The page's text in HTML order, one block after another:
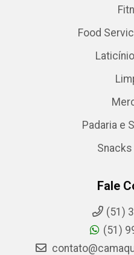
Food
Padaria e
Fale
(51)
(51)